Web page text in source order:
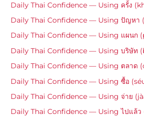
Daily Thai Confidence — Using ครั้ง
Daily Thai Confidence — Using ปัญหา
Daily Thai Confidence — Using แผนก
Daily Thai Confidence — Using บริษัท
Daily Thai Confidence — Using ตลาด
Daily Thai Confidence — Using ซื้อ
Daily Thai Confidence — Using จ่าย
Daily Thai Confidence — Using ไปแล้ว